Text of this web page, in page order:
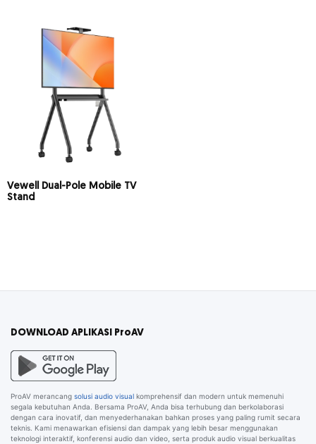
Vewell Dual-Pole Mobile TV
Stand
DOWNLOAD APLIKASI ProAV
ProAV merancang solusi audio visual komprehensif dan modern untuk memenuhi
segala kebutuhan Anda. Bersama ProAV, Anda bisa terhubung dan berkolaborasi
dengan cara inovatif, dan menyederhanakan bahkan proses yang paling rumit secara
teknis. Kami menawarkan efisiensi dan dampak yang lebih besar menggunakan
teknologi interaktif, konferensi audio dan video, serta produk audio visual berkualitas